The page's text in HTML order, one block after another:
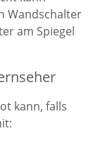
Wandschalter
am Spiegel
kann, falls